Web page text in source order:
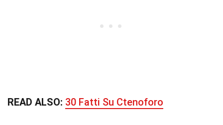
READ ALSO: 30 Fatti Su Ctenoforo